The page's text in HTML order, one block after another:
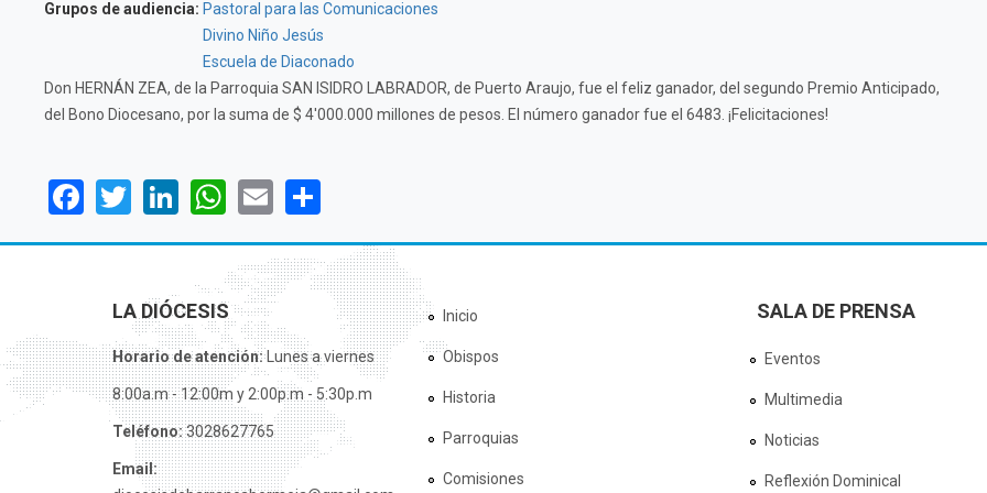
Grupos de audiencia: Pastoral para las Comunicaciones
Divino Niño Jesús
Escuela de Diaconado
Don HERNÁN ZEA, de la Parroquia SAN ISIDRO LABRADOR, de Puerto Araujo, fue el feliz ganador, del segundo Premio Anticipado,
del Bono Diocesano, por la suma de $ 4'000.000 millones de pesos. El número ganador fue el 6483. ¡Felicitaciones!
Facebook
TwitterLinkedIn
WhatsApp
Email
LA DIÓCESIS
Horario de atención:Lunes a viernes
8:00a.m - 12:00m y 2:00p.m - 5:30p.m
Teléfono:3028627765
Email:
Inicio
Obispos
Historia
Parroquias
Comisiones
SALA DE PRENSA
Eventos
Multimedia
Noticias
Reflexión Dominical